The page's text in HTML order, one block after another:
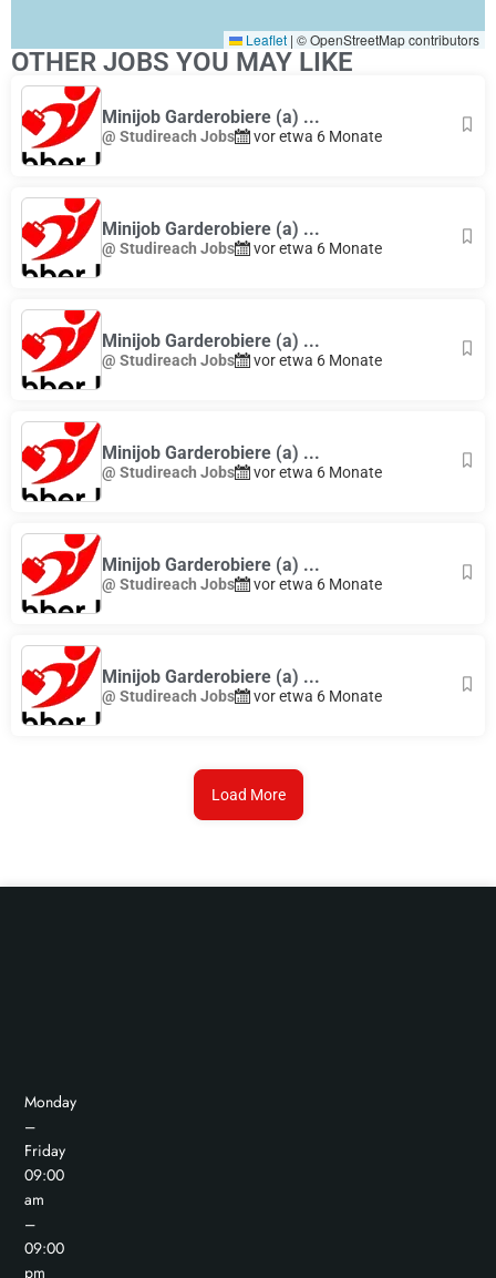
Leaflet | © OpenStreetMap contributors
OTHER JOBS YOU MAY LIKE
Minijob Garderobiere (a) ...
@ Studireach Jobs vor etwa 6 Monate
Minijob Garderobiere (a) ...
@ Studireach Jobs vor etwa 6 Monate
Minijob Garderobiere (a) ...
@ Studireach Jobs vor etwa 6 Monate
Minijob Garderobiere (a) ...
@ Studireach Jobs vor etwa 6 Monate
Minijob Garderobiere (a) ...
@ Studireach Jobs vor etwa 6 Monate
Minijob Garderobiere (a) ...
@ Studireach Jobs vor etwa 6 Monate
Load More
Monday
–
Friday
09:00
am
–
09:00
pm